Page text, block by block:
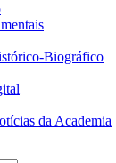
Biográfico
da Academia